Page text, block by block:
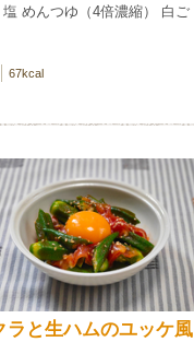
塩 めんつゆ（4倍濃縮） 白ご
67kcal
ラと生ハムのユッケ風